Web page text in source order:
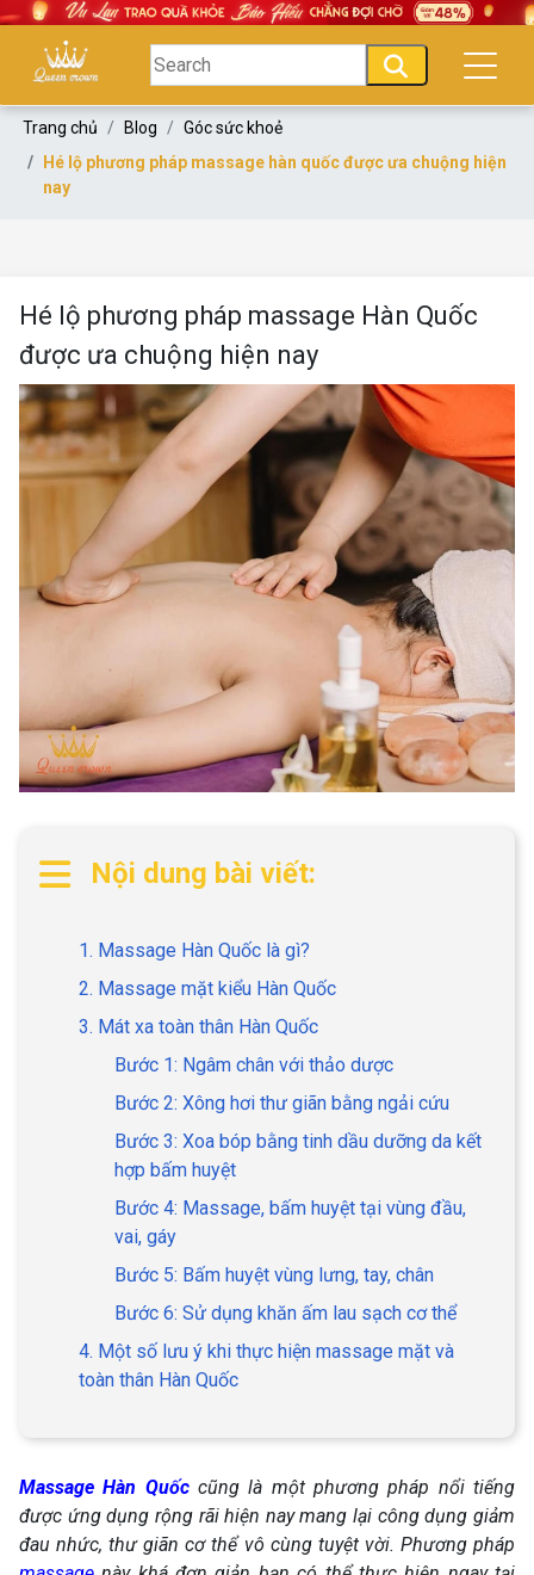
Trang chủ Blog
Góc sức khoẻ
Hé lộ phương pháp massage hàn quốc được ưa chuộng hiện
nay
Hé lộ phương pháp massage Hàn Quốc
được ưa chuộng hiện nay
Nội dung bài viết:
1. Massage Hàn Quốc là gì?
2. Massage mặt kiểu Hàn Quốc
3. Mát xa toàn thân Hàn Quốc
Bước 1: Ngâm chân với thảo dược
Bước 2: Xông hơi thư giãn bằng ngải cứu
Bước 3: Xoa bóp bằng tinh dầu dưỡng da kết
hợp bấm huyệt
Bước 4: Massage, bấm huyệt tại vùng đầu,
vai, gáy
Bước 5: Bấm huyệt vùng lưng, tay, chân
Bước 6: Sử dụng khăn ấm lau sạch cơ thể
4. Một số lưu ý khi thực hiện massage mặt và
toàn thân Hàn Quốc
Massage Hàn Quốccũng là một phương pháp nổi tiếng
được ứng dụng rộng rãi hiện nay mang lại công dụng giảm
đau nhức, thư giãn cơ thể vô cùng tuyệt vời. Phương pháp